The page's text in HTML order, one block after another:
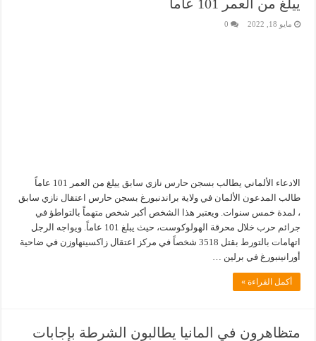
ييلغ من العمر 101 عاماً
مايو 18, 2022 0
الادعاء الألماني يطالب بسجن حارس نازي سابق ييلغ من العمر 101 عاماً
طالب المدعون الألمان في ولاية براندنبورغ بسجن حارس اعتقال نازي سابق
، لمدة خمس سنوات. ويعتبر هذا الشخص أكبر شخص متهماً بالتواطؤ في
جرائم حرب خلال محرقة الهولوكوست، حيث يبلغ 101 عاماً. ويواجه الرجل
اتهامات بالتورط بقتل 3518 شخصاً في مركز اعتقال زاكسينهاوزن في ضاحية
أورانينبورغ في برلين …
أكمل القراءة »
متظاهرون في المانيا يطالبون الشرطة بإجابات